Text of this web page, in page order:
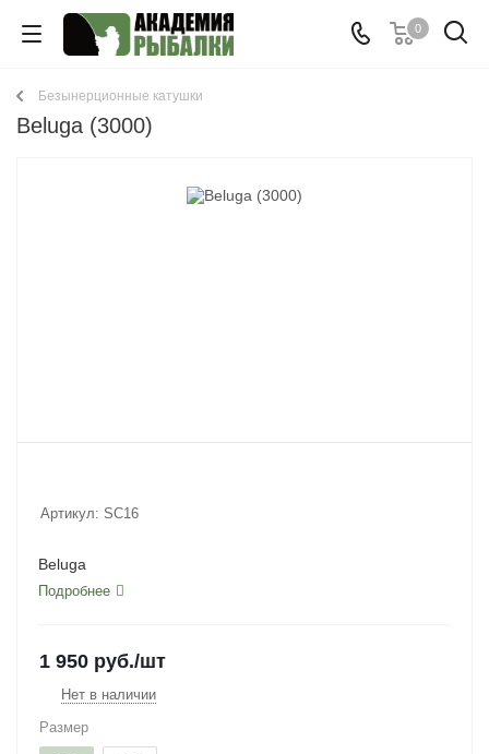
0
Безынерционные катушки
Beluga (3000)
Артикул: SC16
Beluga
Подробнее
1 950 руб./шт
Нет в наличии
Размер